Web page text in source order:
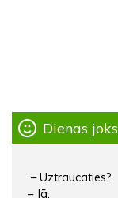
Dienas joks
– Uztraucaties?
– Jā.